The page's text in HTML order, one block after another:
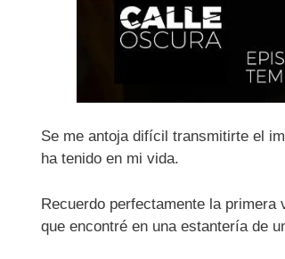
Se me antoja difícil transmitirte el
ha tenido en mi vida.
Recuerdo perfectamente la
que encontré en una estantería de